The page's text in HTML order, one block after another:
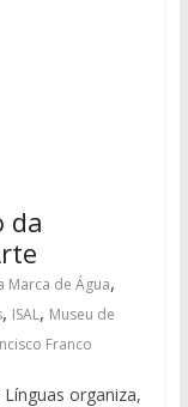
da
Marca de Água,
, ISAL, Museu de
Franco
organiza,